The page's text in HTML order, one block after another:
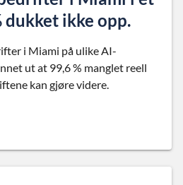
dukket ikke opp.
i Miami på ulike AI-
ut at 99,6 % manglet reell
kan gjøre videre.